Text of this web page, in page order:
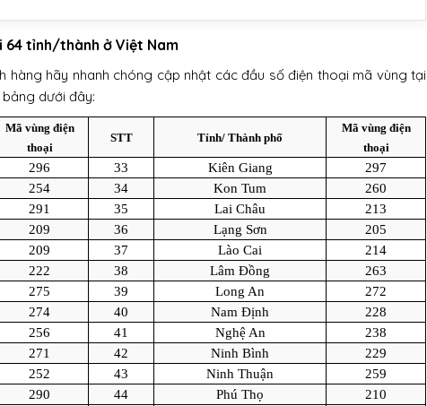
64 tỉnh/thành ở Việt Nam
hàng hãy nhanh chóng cập nhật các đầu số điện thoại mã vùng tại
dưới đây:
Mã vùng điện
thoại
STT Tỉnh/ Thành phố
Mã vùng điện
thoại
296 33 Kiên Giang
297
254 34 Kon Tum
260
291 35 Lai Châu
213
209 36 Lạng Sơn
205
209 37 Lào Cai
214
222 38 Lâm Đồng
263
275 39 Long An
272
274 40 Nam Định
228
256 41 Nghệ An
238
271 42 Ninh Bình
229
252 43 Ninh Thuận
259
290 44 Phú Thọ
210